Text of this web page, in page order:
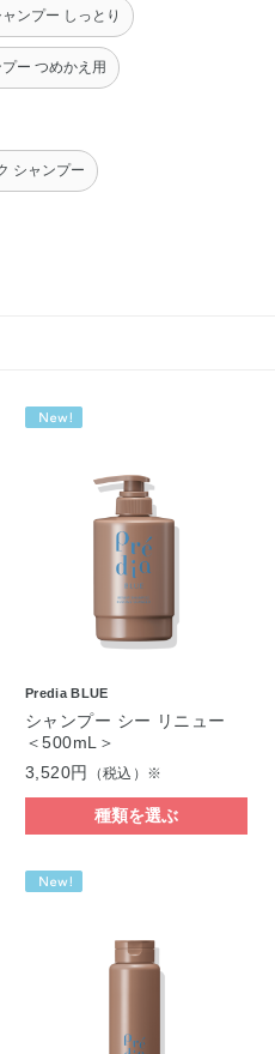
ャンプー しっとり
プー つめかえ用
シャンプー
Predia BLUE
シャンプー シー リニュー
＜500mL＞
3,520円
（税込）※
種類を選ぶ